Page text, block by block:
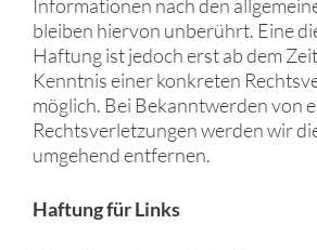
Informationen nach den
bleiben hiervon unberührt. Eine
Haftung ist jedoch erst ab dem
Kenntnis einer konkreten
möglich. Bei Bekanntwerden von
Rechtsverletzungen werden wir
umgehend entfernen.
Haftung für Links